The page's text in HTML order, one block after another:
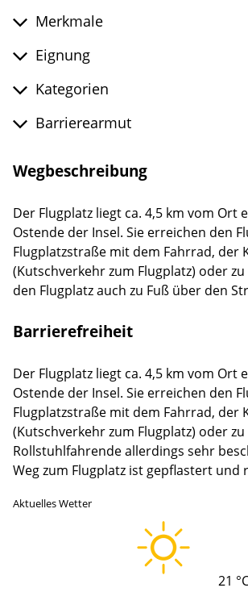
Aktuelles Wetter
21
Merkmale
Eignung
Kategorien
Barrierearmut
Wegbeschreibung
Der Flugplatz liegt ca. 4,5 km vom Ort
Ostende der Insel. Sie erreichen den
Flugplatzstraße mit dem Fahrrad, der
(Kutschverkehr zum Flugplatz) oder zu
den Flugplatz auch zu Fuß über den
Barrierefreiheit
Der Flugplatz liegt ca. 4,5 km vom Ort
Ostende der Insel. Sie erreichen den
Flugplatzstraße mit dem Fahrrad, der
(Kutschverkehr zum Flugplatz) oder
Rollstuhlfahrende allerdings sehr
Weg zum Flugplatz ist gepflastert und